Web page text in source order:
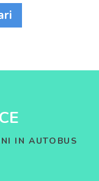
IN AUTOBUS